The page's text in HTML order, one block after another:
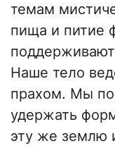
темам
пища и питие
Наше тело
прахом. Мы
удержать
эту же землю